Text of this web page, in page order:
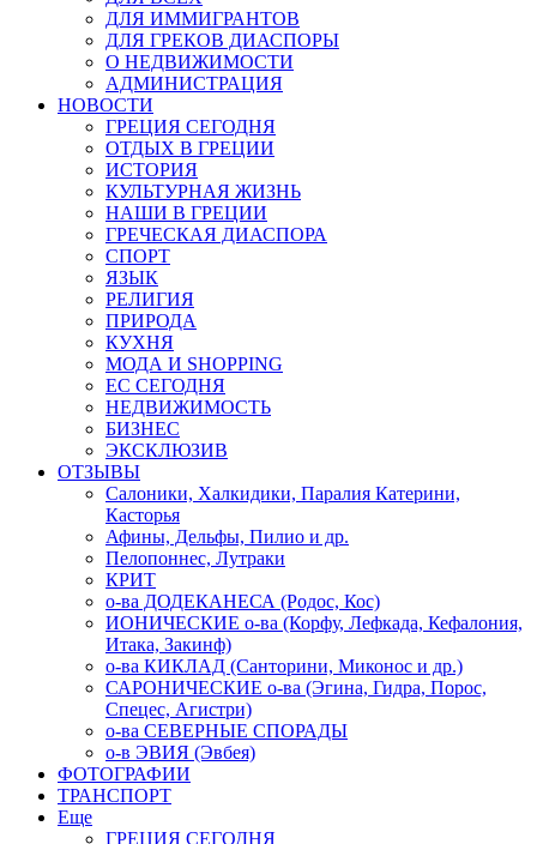
ДЛЯ ИММИГРАНТОВ
ДЛЯ ГРЕКОВ ДИАСПОРЫ
О НЕДВИЖИМОСТИ
АДМИНИСТРАЦИЯ
НОВОСТИ
ГРЕЦИЯ СЕГОДНЯ
ОТДЫХ В ГРЕЦИИ
ИСТОРИЯ
КУЛЬТУРНАЯ ЖИЗНЬ
НАШИ В ГРЕЦИИ
ГРЕЧЕСКАЯ ДИАСПОРА
СПОРТ
ЯЗЫК
РЕЛИГИЯ
ПРИРОДА
КУХНЯ
МОДА И SHOPPING
ЕС СЕГОДНЯ
НЕДВИЖИМОСТЬ
БИЗНЕС
ЭКСКЛЮЗИВ
ОТЗЫВЫ
Салоники, Халкидики, Паралия Катерини,
Касторья
Афины, Дельфы, Пилио и др.
Пелопоннес, Лутраки
КРИТ
о-ва ДОДЕКАНЕСА (Родос, Кос)
ИОНИЧЕСКИЕ о-ва (Корфу, Лефкада, Кефалония,
Итака, Закинф)
о-ва КИКЛАД (Санторини, Миконос и др.)
САРОНИЧЕСКИЕ о-ва (Эгина, Гидра, Порос,
Спецес, Агистри)
о-ва СЕВЕРНЫЕ СПОРАДЫ
о-в ЭВИЯ (Эвбея)
ФОТОГРАФИИ
ТРАНСПОРТ
Еще
ГРЕЦИЯ СЕГОДНЯ